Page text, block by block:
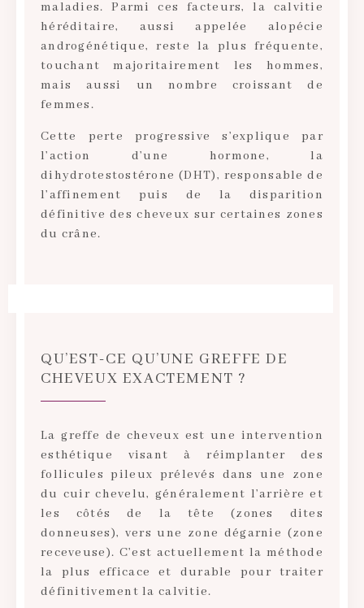
maladies. Parmi ces facteurs, la calvitie
héréditaire, aussi appelée alopécie
androgénétique, reste la plus fréquente,
touchant majoritairement les hommes,
mais aussi un nombre croissant de
femmes.
Cette perte progressive s’explique par
l’action d’une hormone, la
dihydrotestostérone (DHT), responsable de
l’affinement puis de la disparition
définitive des cheveux sur certaines zones
du crâne.
QU’EST-CE QU’UNE GREFFE DE
CHEVEUX EXACTEMENT ?
La greffe de cheveux est une intervention
esthétique visant à réimplanter des
follicules pileux prélevés dans une zone
du cuir chevelu, généralement l’arrière et
les côtés de la tête (zones dites
donneuses), vers une zone dégarnie (zone
receveuse). C’est actuellement la méthode
la plus efficace et durable pour traiter
définitivement la calvitie.